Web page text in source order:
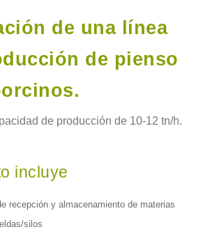
de una línea
de pienso
de producción de 10-12 tn/h.
incluye
recepción y almacenamiento de materias
silos